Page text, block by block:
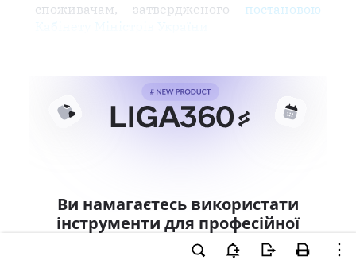
споживачам, затвердженого постановою
Ви намагаєтесь використати
інструменти для професійної
роботи з документом.
Ці можливості доступні тільки користувачам